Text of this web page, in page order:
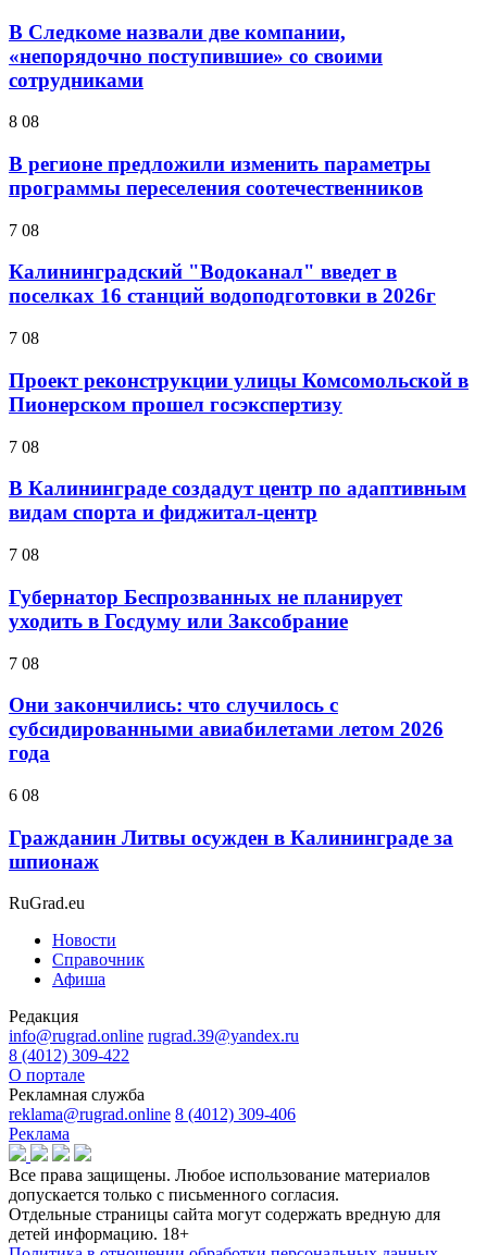
В Следкоме назвали две компании,
«непорядочно поступившие» со своими
сотрудниками
8 08
В регионе предложили изменить параметры
программы переселения соотечественников
7 08
Калининградский "Водоканал" введет в
поселках 16 станций водоподготовки в 2026г
7 08
Проект реконструкции улицы Комсомольской в
Пионерском прошел госэкспертизу
7 08
В Калининграде создадут центр по адаптивным
видам спорта и фиджитал-центр
7 08
Губернатор Беспрозванных не планирует
уходить в Госдуму или Заксобрание
7 08
Они закончились: что случилось с
субсидированными авиабилетами летом 2026
года
6 08
Гражданин Литвы осужден в Калининграде за
шпионаж
RuGrad.eu
Новости
Справочник
Афиша
Редакция
info@rugrad.online rugrad.39@yandex.ru
8 (4012) 309-422
О портале
Рекламная служба
reklama@rugrad.online 8 (4012) 309-406
Реклама
Все права защищены. Любое использование материалов
допускается только с письменного согласия.
Отдельные страницы сайта могут содержать вредную для
детей информацию. 18+